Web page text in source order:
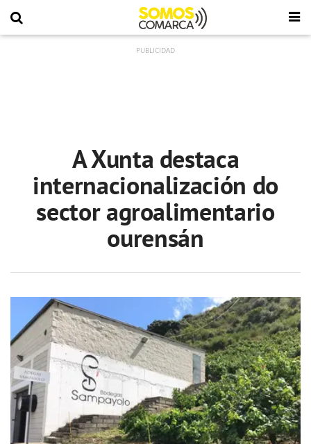
A Xunta destaca
internacionalización do
sector agroalimentario
ourensán